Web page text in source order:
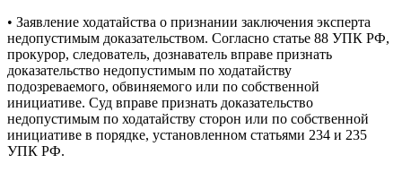
• Заявление ходатайства о признании заключения эксперта
недопустимым доказательством. Согласно статье 88 УПК РФ,
прокурор, следователь, дознаватель вправе признать
доказательство недопустимым по ходатайству
подозреваемого, обвиняемого или по собственной
инициативе. Суд вправе признать доказательство
недопустимым по ходатайству сторон или по собственной
инициативе в порядке, установленном статьями 234 и 235
УПК РФ.